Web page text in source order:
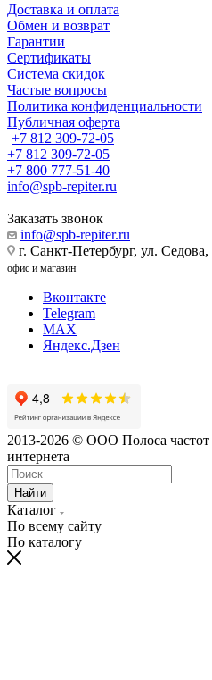
Доставка и оплата
Обмен и возврат
Гарантии
Сертификаты
Система скидок
Частые вопросы
Политика конфиденциальности
Публичная оферта
+7 812 309-72-05
+7 812 309-72-05
+7 800 777-51-40
info@spb-repiter.ru
Заказать звонок
info@spb-repiter.ru
г. Санкт-Петербург, ул.
офис и магазин
Вконтакте
Telegram
MAX
Яндекс.Дзен
2013-2026 © ООО Полоса частот
интернета
Найти
Каталог
По всему сайту
По каталогу